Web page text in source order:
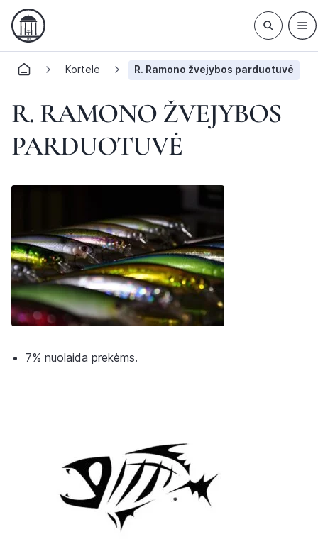
Kortelė R. Ramono žvejybos parduotuvė
R. RAMONO ŽVEJYBOS
PARDUOTUVĖ
7% nuolaida prekėms.